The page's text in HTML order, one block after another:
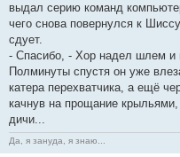
выдал серию команд
чего снова повернулся к
сдует.
- Спасибо, - Хор надел шлем и
Полминуты спустя он уже
катера перехватчика, а ещё
качнув на прощание
дичи...
Да, я зануда, я знаю...